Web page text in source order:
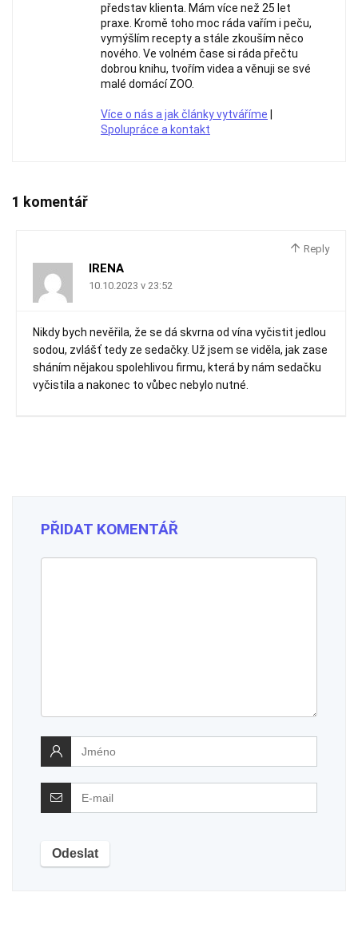
představ klienta. Mám více než 25 let
praxe. Kromě toho moc ráda vařím i peču,
vymýšlím recepty a stále zkouším něco
nového. Ve volném čase si ráda přečtu
dobrou knihu, tvořím videa a věnuji se své
malé domácí ZOO.
Více o nás a jak články vytváříme
Spolupráce a kontakt
1 komentář
Reply
IRENA
10.10.2023 v 23:52
Nikdy bych nevěřila, že se dá skvrna od vína vyčistit jedlou
sodou, zvlášť tedy ze sedačky. Už jsem se viděla, jak zase
sháním nějakou spolehlivou firmu, která by nám sedačku
vyčistila a nakonec to vůbec nebylo nutné.
PŘIDAT KOMENTÁŘ